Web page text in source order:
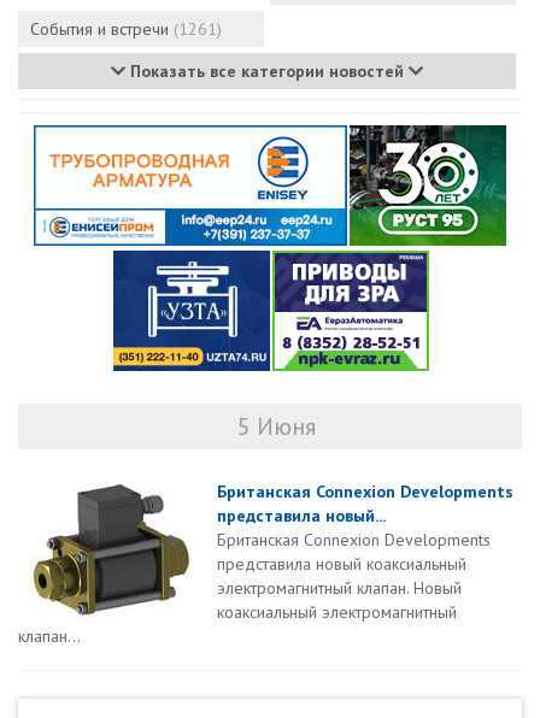
События и встречи (1261)
Показать все категории новостей
5 Июня
Британская Connexion Developments
представила новый...
Британская Connexion Developments
представила новый коаксиальный
электромагнитный клапан. Новый
коаксиальный электромагнитный
клапан...